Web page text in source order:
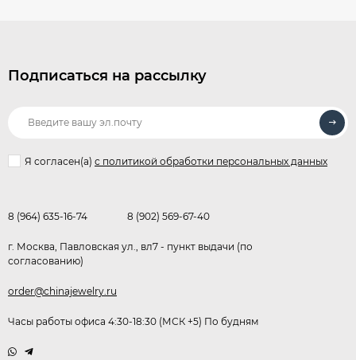
Подписаться на рассылку
Я согласен(a) с политикой обработки персональных данных
8 (964) 635-16-74 8 (902) 569-67-40
г. Москва, Павловская ул., вл7 - пункт выдачи (по
согласованию)
order@chinajewelry.ru
Часы работы офиса 4:30-18:30 (МСК +5) По будням